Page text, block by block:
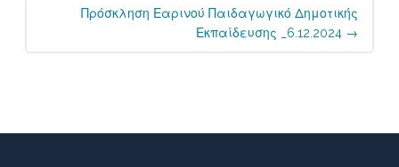
Πρόσκληση Εαρινού Παιδαγωγικό Δημοτικής
Εκπαίδευσης _6.12.2024 →